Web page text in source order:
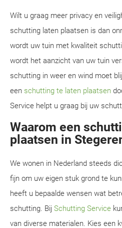
Wilt u graag meer privacy en
schutting laten plaatsen is dan
wordt uw tuin met kwaliteit
wordt het aanzicht van uw tuin
schutting in weer en wind moet
een schutting te laten plaatsen
Service helpt u graag bij uw
Waarom een
plaatsen in
We wonen in Nederland steeds
fijn om uw eigen stuk grond te
heeft u bepaalde wensen wat
schutting. Bij Schutting Service
van diverse materialen. Kies een